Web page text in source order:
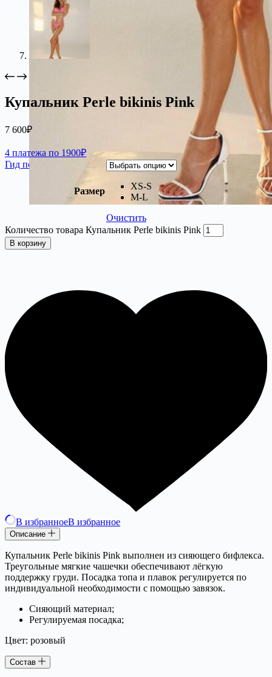
Купальник Perle bikinis Pink
7 600₽
4 платежа по 1900₽
Гид по размерам
Размер
XS-S
М-L
Очистить
Количество товара Купальник Perle bikinis Pink
В корзину
В избранноеВ избранное
Описание
Купальник Perle bikinis Pink выполнен из сияющего бифлекса.
Треугольные мягкие чашечки обеспечивают лёгкую
поддержку груди. Посадка топа и плавок регулируется по
индивидуальной необходимости с помощью завязок.
Сияющий материал;
Регулируемая посадка;
Цвет: розовый
Состав